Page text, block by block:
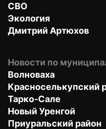
СВО
Экология
Дмитрий Артюхов
Новости по
Волноваха
Красноселькупский
Тарко-Сале
Новый Уренгой
Приуральский район